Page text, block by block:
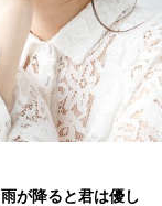
が降ると君は優し